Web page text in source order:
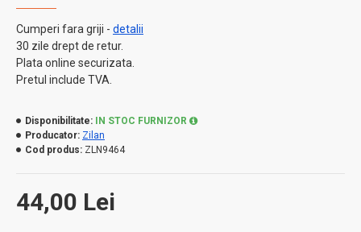
Cumperi fara griji - detalii
30 zile drept de retur.
Plata online securizata.
Pretul include TVA.
44,00 Lei
Disponibilitate:
IN STOC FURNIZOR
Producator: Zilan
Cod produs: ZLN9464